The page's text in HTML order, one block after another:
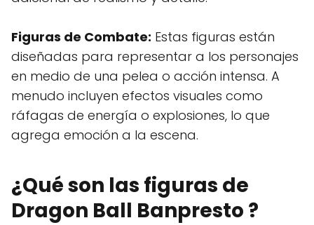
Figuras de Combate: Estas figuras están
diseñadas para representar a los personajes
en medio de una pelea o acción intensa. A
menudo incluyen efectos visuales como
ráfagas de energía o explosiones, lo que
agrega emoción a la escena.
¿Qué son las figuras de
Dragon Ball Banpresto ?